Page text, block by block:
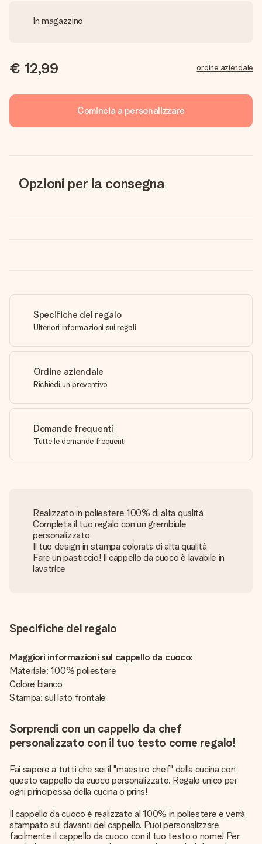
In magazzino
€ 12,99 ordine aziendale
Comincia a personalizzare
Opzioni per la consegna
Specifiche del regalo
Ulteriori informazioni sui regali
Ordine aziendale
Richiedi un preventivo
Domande frequenti
Tutte le domande frequenti
Realizzato in poliestere 100% di alta qualità
Completa il tuo regalo con un grembiule
personalizzato
Il tuo design in stampa colorata di alta qualità
Fare un pasticcio! Il cappello da cuoco è lavabile in
lavatrice
Specifiche del regalo
Maggiori informazioni sul cappello da cuoco:
Materiale: 100% poliestere
Colore bianco
Stampa: sul lato frontale
Sorprendi con un cappello da chef
personalizzato con il tuo testo come regalo!
Fai sapere a tutti che sei il "maestro chef" della cucina con
questo cappello da cuoco personalizzato. Regalo unico per
ogni principessa della cucina o prins!
Il cappello da cuoco è realizzato al 100% in poliestere e verrà
stampato sul davanti del cappello. Puoi personalizzare
facilmente il cappello da cuoco con il tuo testo o nome! Per